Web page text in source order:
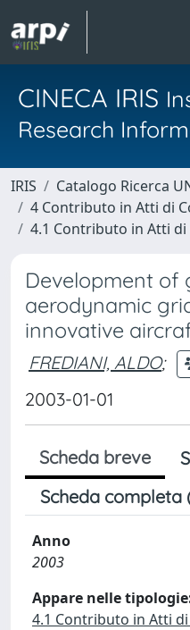
CINECA IRIS
Research
IRIS
Catalogo Ricerca
4 Contributo in Atti di
4.1 Contributo in Atti
Development of
aerodynamic
innovative
FREDIANI, ALDO;
2003-01-01
Scheda breve
Scheda completa
Anno
2003
Appare nelle
4.1 Contributo in Atti